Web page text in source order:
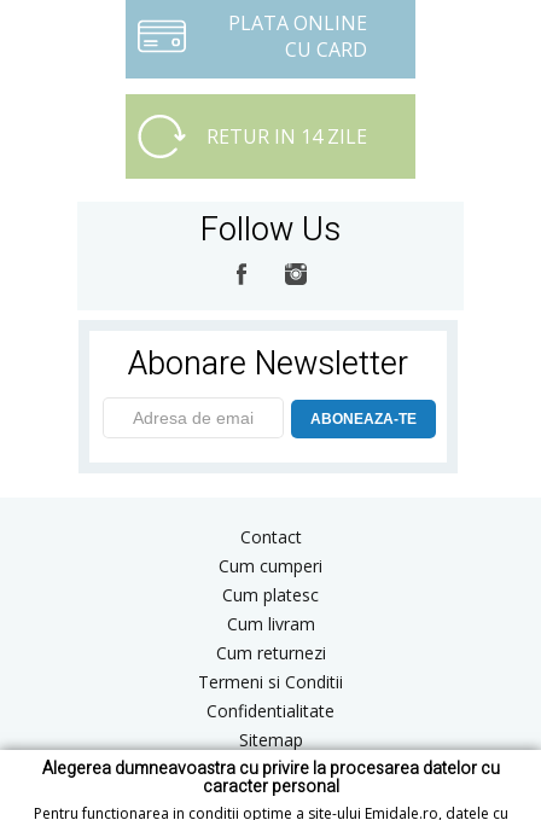
Alegerea dumneavoastra cu privire la procesarea datelor cu
caracter personal
Pentru functionarea in conditii optime a site-ului Emidale.ro, datele cu
PLATA ONLINE
CU CARD
RETUR IN 14 ZILE
Follow Us
Abonare Newsletter
ABONEAZA-TE
Contact
Cum cumperi
Cum platesc
Cum livram
Cum returnezi
Termeni si Conditii
Confidentialitate
Sitemap
Blog
ANPC